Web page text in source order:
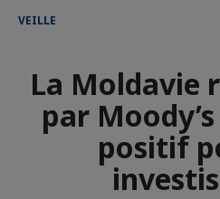
VEILLE
La Moldavie
par
positif